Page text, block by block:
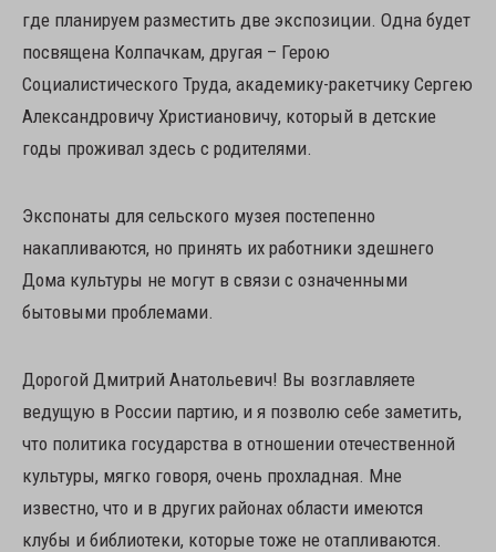
где планируем разместить две экспозиции. Одна будет
посвящена Колпачкам, другая – Герою
Социалистического Труда, академику-ракетчику Сергею
Александровичу Христиановичу, который в детские
годы проживал здесь с родителями.
Экспонаты для сельского музея постепенно
накапливаются, но принять их работники здешнего
Дома культуры не могут в связи с означенными
бытовыми проблемами.
Дорогой Дмитрий Анатольевич! Вы возглавляете
ведущую в России партию, и я позволю себе заметить,
что политика государства в отношении отечественной
культуры, мягко говоря, очень прохладная. Мне
известно, что и в других районах области имеются
клубы и библиотеки, которые тоже не отапливаются.